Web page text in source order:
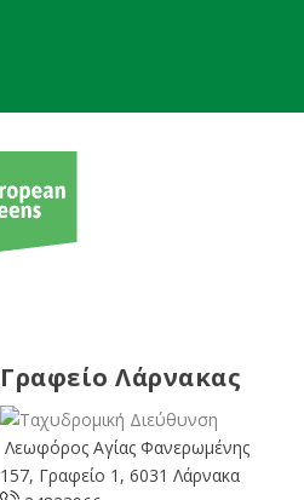
Γραφείο Λάρνακας
Λεωφόρος Αγίας Φανερωμένης
157, Γραφείο 1, 6031 Λάρνακα